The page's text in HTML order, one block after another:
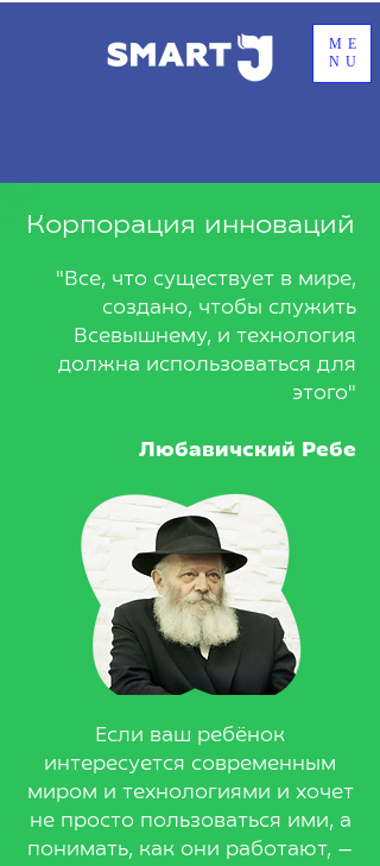
ME
NU
Корпорация инноваций
"Все, что существует в мире,
создано, чтобы служить
Всевышнему, и технология
должна использоваться для
этого"
Любавичский Ребе
Если ваш ребёнок
интересуется современным
миром и технологиями и хочет
не просто пользоваться ими, а
понимать, как они работают, —